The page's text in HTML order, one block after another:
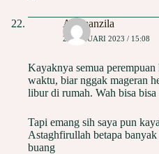
Alfimanzila
20 JANUARI 2023 / 15:08
Kayaknya semua perempuan
waktu, biar nggak mageran
libur di rumah. Wah bisa
Tapi emang sih saya pun
Astaghfirullah betapa
buang